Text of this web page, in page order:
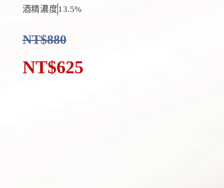
酒精濃度13.5%
NT$880
NT$625